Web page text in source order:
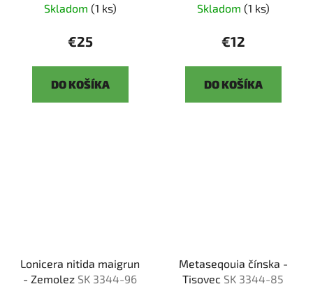
Skladom (1 ks)
€25
DO KOŠÍKA
Skladom (1 ks)
€12
DO KOŠÍKA
Lonicera nitida maigrun
- Zemolez SK 3344-96
Metaseqouia čínska -
Tisovec SK 3344-85